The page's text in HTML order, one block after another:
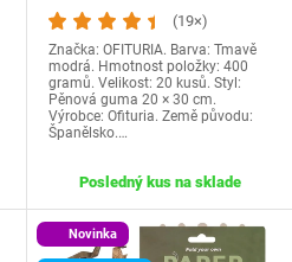
projekty, farebná pena…
(19×)
Značka: OFITURIA. Barva: Tmavě
modrá. Hmotnost položky: 400
gramů. Velikost: 20 kusů. Styl:
Pěnová guma 20 × 30 cm.
Výrobce: Ofituria. Země původu:
Španělsko.…
Posledný kus na sklade
Novinka